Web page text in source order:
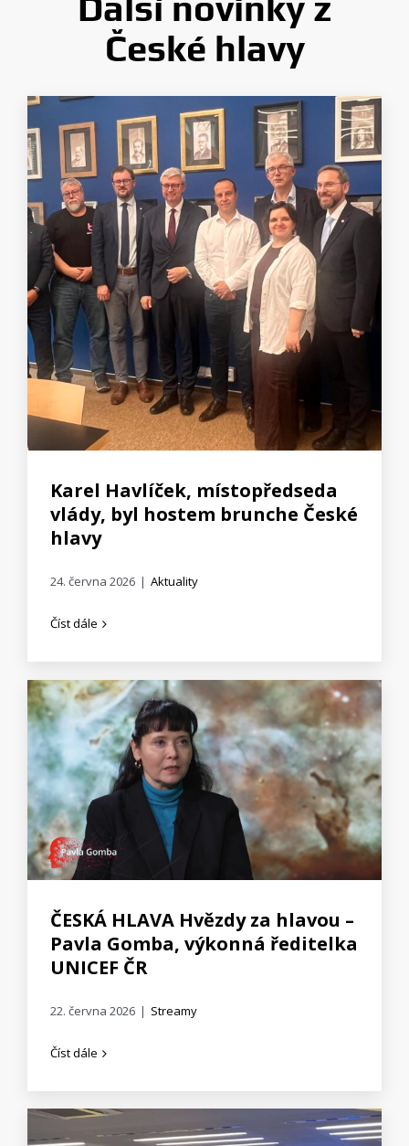
Další novinky z
České hlavy
Karel Havlíček, místopředseda
vlády, byl hostem brunche České
hlavy
24. června 2026 | Aktuality
Číst dále
ČESKÁ HLAVA Hvězdy za hlavou –
Pavla Gomba, výkonná ředitelka
UNICEF ČR
22. června 2026 | Streamy
Číst dále